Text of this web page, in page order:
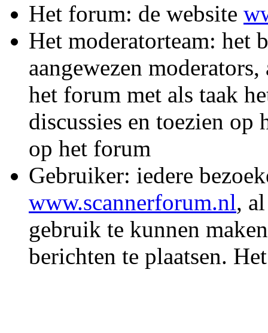
Het forum: de website
Het moderatorteam: het
aangewezen
het forum met als taak
discussies en toezien op
op het forum
Gebruiker: iedere
www.scannerforum.nl,
gebruik te kunnen
berichten te plaatsen.